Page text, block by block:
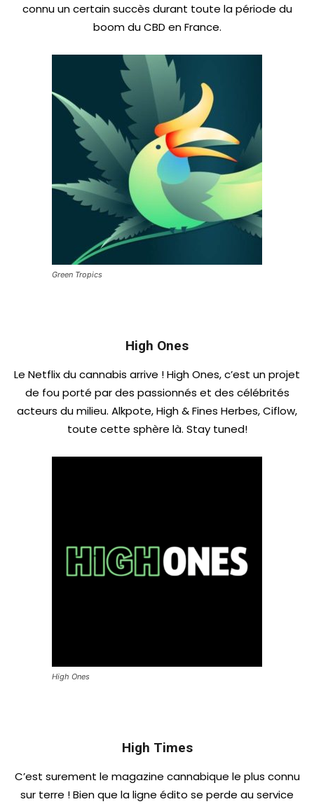
connu un certain succès durant toute la période du
boom du CBD en France.
Green Tropics
High Ones
Le Netflix du cannabis arrive ! High Ones, c’est un projet
de fou porté par des passionnés et des célébrités
acteurs du milieu. Alkpote, High & Fines Herbes, Ciflow,
toute cette sphère là. Stay tuned!
High Ones
High Times
C’est surement le magazine cannabique le plus connu
sur terre ! Bien que la ligne édito se perde au service